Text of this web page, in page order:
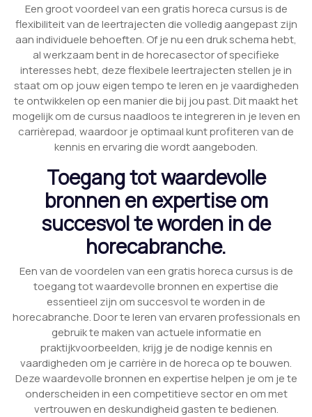
Een groot voordeel van een gratis horeca cursus is de
flexibiliteit van de leertrajecten die volledig aangepast zijn
aan individuele behoeften. Of je nu een druk schema hebt,
al werkzaam bent in de horecasector of specifieke
interesses hebt, deze flexibele leertrajecten stellen je in
staat om op jouw eigen tempo te leren en je vaardigheden
te ontwikkelen op een manier die bij jou past. Dit maakt het
mogelijk om de cursus naadloos te integreren in je leven en
carrièrepad, waardoor je optimaal kunt profiteren van de
kennis en ervaring die wordt aangeboden.
Toegang tot waardevolle
bronnen en expertise om
succesvol te worden in de
horecabranche.
Een van de voordelen van een gratis horeca cursus is de
toegang tot waardevolle bronnen en expertise die
essentieel zijn om succesvol te worden in de
horecabranche. Door te leren van ervaren professionals en
gebruik te maken van actuele informatie en
praktijkvoorbeelden, krijg je de nodige kennis en
vaardigheden om je carrière in de horeca op te bouwen.
Deze waardevolle bronnen en expertise helpen je om je te
onderscheiden in een competitieve sector en om met
vertrouwen en deskundigheid gasten te bedienen.